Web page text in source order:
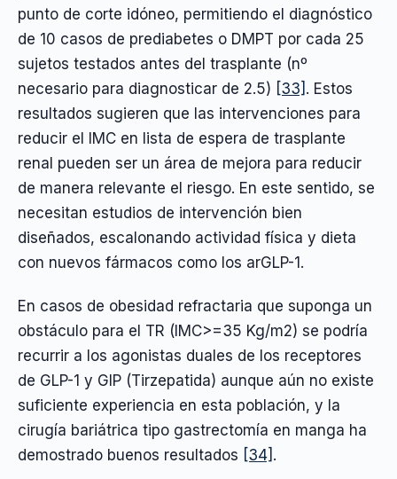
punto de corte idóneo, permitiendo el diagnóstico
de 10 casos de prediabetes o DMPT por cada 25
sujetos testados antes del trasplante (nº
necesario para diagnosticar de 2.5) [33] . Estos
resultados sugieren que las intervenciones para
reducir el IMC en lista de espera de trasplante
renal pueden ser un área de mejora para reducir
de manera relevante el riesgo. En este sentido, se
necesitan estudios de intervención bien
diseñados, escalonando actividad física y dieta
con nuevos fármacos como los arGLP-1.
En casos de obesidad refractaria que suponga un
obstáculo para el TR (IMC>=35 Kg/m2) se podría
recurrir a los agonistas duales de los receptores
de GLP-1 y GIP (Tirzepatida) aunque aún no existe
suficiente experiencia en esta población, y la
cirugía bariátrica tipo gastrectomía en manga ha
demostrado buenos resultados [34] .